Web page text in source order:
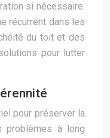
si nécessaire.
récurrent dans les
du toit et des
pour lutter
pour préserver la
problèmes à long